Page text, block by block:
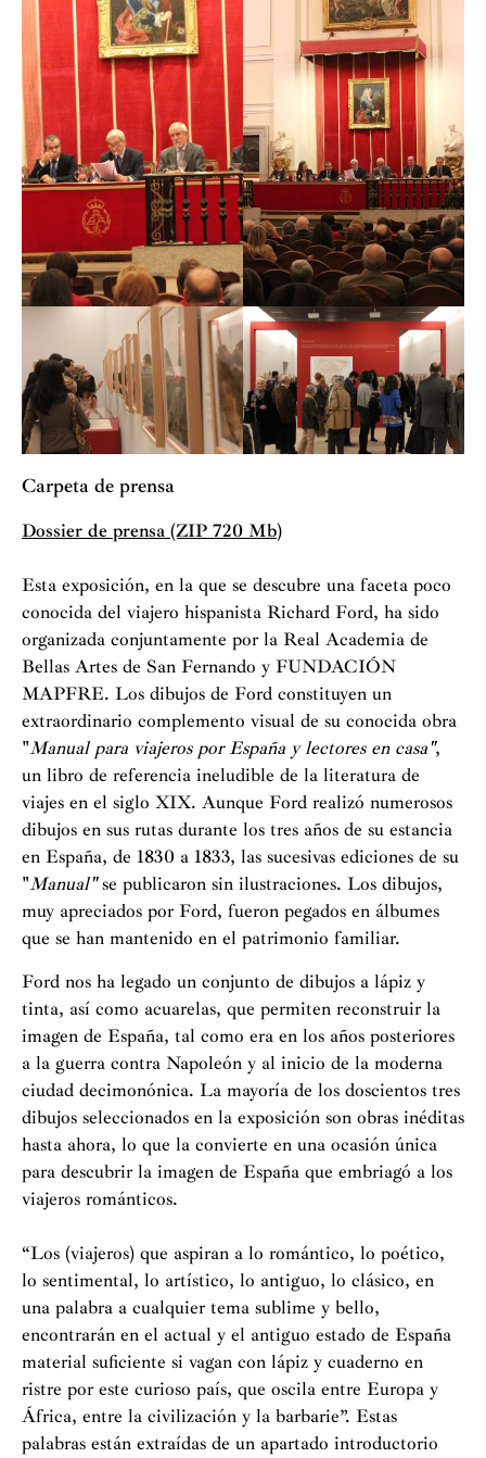
Carpeta de prensa
Dossier de prensa (ZIP 720 Mb)
Esta exposición, en la que se descubre una faceta poco
conocida del viajero hispanista Richard Ford, ha sido
organizada conjuntamente por la Real Academia de
Bellas Artes de San Fernando y FUNDACIÓN
MAPFRE. Los dibujos de Ford constituyen un
extraordinario complemento visual de su conocida obra
"Manual para viajeros por España y lectores en casa",
un libro de referencia ineludible de la literatura de
viajes en el siglo XIX. Aunque Ford realizó numerosos
dibujos en sus rutas durante los tres años de su estancia
en España, de 1830 a 1833, las sucesivas ediciones de su
"Manual"se publicaron sin ilustraciones. Los dibujos,
muy apreciados por Ford, fueron pegados en álbumes
que se han mantenido en el patrimonio familiar.
Ford nos ha legado un conjunto de dibujos a lápiz y
tinta, así como acuarelas, que permiten reconstruir la
imagen de España, tal como era en los años posteriores
a la guerra contra Napoleón y al inicio de la moderna
ciudad decimonónica. La mayoría de los doscientos tres
dibujos seleccionados en la exposición son obras inéditas
hasta ahora, lo que la convierte en una ocasión única
para descubrir la imagen de España que embriagó a los
viajeros románticos.
“Los (viajeros) que aspiran a lo romántico, lo poético,
lo sentimental, lo artístico, lo antiguo, lo clásico, en
una palabra a cualquier tema sublime y bello,
encontrarán en el actual y el antiguo estado de España
material suficiente si vagan con lápiz y cuaderno en
ristre por este curioso país, que oscila entre Europa y
África, entre la civilización y la barbarie”. Estas
palabras están extraídas de un apartado introductorio